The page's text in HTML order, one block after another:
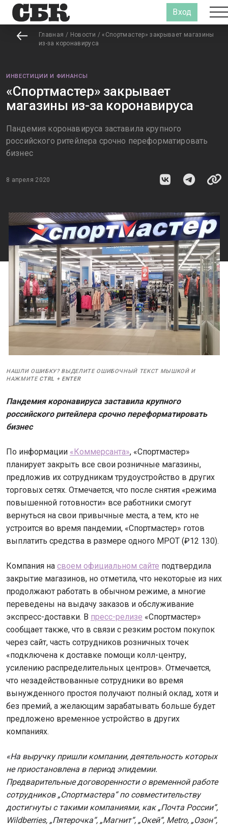
Вход
Главная / Новости / «Спортмастер» закрывает магазины
из-за коронавируса
ИНВЕСТИЦИИ И ФИНАНСЫ
«Спортмастер» закрывает
магазины из-за коронавируса
Пандемия коронавируса заставила крупного
российского ритейлера срочно переформатировать
бизнес
8 апреля 2020
НАШЛИ ОШИБКУ? ВЫДЕЛИТЕ ОШИБОЧНЫЙ ТЕКСТ МЫШКОЙ И
НАЖМИТЕ CTRL + ENTER
Пандемия коронавируса заставила крупного
российского ритейлера срочно переформатировать
бизнес
По информации «Коммерсанта», «Спортмастер»
планирует закрыть все свои розничные магазины,
предложив их сотрудникам трудоустройство в других
торговых сетях. Отмечается, что после снятия «режима
повышенной готовности» все работники смогут
вернуться на свои привычные места, а тем, кто не
устроится во время пандемии, «Спортмастер» готов
выплатить средства в размере одного МРОТ (₽12 130).
Компания на своем официальном сайте подтвердила
закрытие магазинов, но отметила, что некоторые из них
продолжают работать в обычном режиме, а многие
переведены на выдачу заказов и обслуживание
экспресс-доставки. В пресс-релизе «Спортмастер»
сообщает также, что в связи с резким ростом покупок
через сайт, часть сотрудников розничных точек
«подключена к доставке помощи колл-центру,
усилению распределительных центров». Отмечается,
что незадействованные сотрудники во время
вынужденного простоя получают полный оклад, хотя и
без премий, а желающим зарабатывать больше будет
предложено временное устройство в других
компаниях.
«На выручку пришли компании, деятельность которых
не приостановлена в период эпидемии.
Предварительные договоренности о временной работе
сотрудников „Спортмастера“ по совместительству
достигнуты с такими компаниями, как „Почта России“,
Wildberries, „Пятерочка“, „Магнит“, „Окей“, Metro, „Озон“,